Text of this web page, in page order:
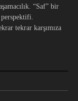
“Saf” bir
tekrar karşımıza